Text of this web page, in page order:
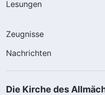
Lesungen
Zeugnisse
Nachrichten
Die Kirche des